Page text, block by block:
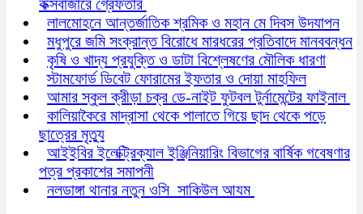
কক্সবাজারে গ্রেফতার
লালমোহনে আন্তর্জাতিক শ্রমিক ও মহান মে দিবস উদযাপন
মধুপুরে জমি সংক্রান্ত বিরোধে মারধরের প্রতিবাদে মানববন্ধন
কৃষি ও খাদ্য প্রযুক্তি ও ডাটা বিশ্লেষণের মৌলিক ধারণা
স্টামফোর্ড ডিবেট ফোরামের ইফতার ও দোয়া মাহফিল
আমার স্কুল ক্রীড়া চক্র ডে-নাইট ফুটবল টুর্নামেন্টের ফাইনাল
কালিয়াকৈরে মাদ্রাসা থেকে পালাতে গিয়ে ছাদ থেকে পড়ে
ছাত্রের মৃত্যু
আইইবির ইলেক্ট্রিক্যাল ইঞ্জিনিয়ারিং বিভাগের বার্ষিক গবেষণার
পত্র প্রকাশের সমাপনী
নলডাঙ্গা থানার নতুন ওসি সাকিউল আযম